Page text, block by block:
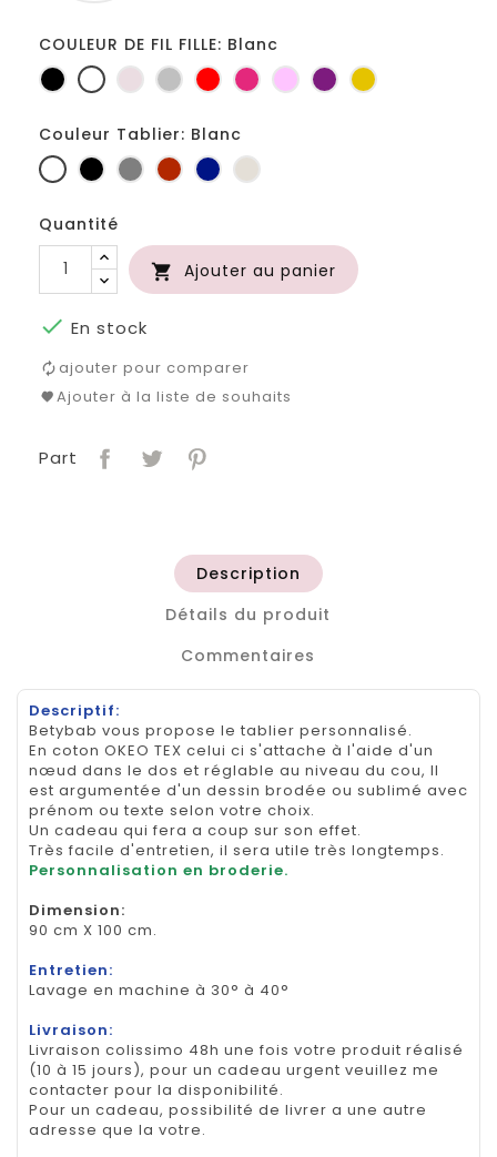
COULEUR DE FIL FILLE: Blanc
Noir BlancFicelleGris
clair
RougeFuchsia
RosePruneJaune
Couleur Tablier: Blanc
BlancNoir Gris
foncé
RougeMarineLin
Quantité
 Ajouter au panier
 En stock
ajouter pour comparer
Ajouter à la liste de souhaits
Part
Description
Détails du produit
Commentaires
Descriptif:
Betybab vous propose le tablier personnalisé.
En coton OKEO TEX celui ci s'attache à l'aide d'un
nœud dans le dos et réglable au niveau du cou, Il
est argumentée d'un dessin brodée ou sublimé avec
prénom ou texte selon votre choix.
Un cadeau qui fera a coup sur son effet.
Très facile d'entretien, il sera utile très longtemps.
Personnalisation en broderie.
Dimension:
90 cm X 100 cm.
Entretien:
Lavage en machine à 30° à 40°
Livraison:
Livraison colissimo 48h une fois votre produit réalisé
(10 à 15 jours), pour un cadeau urgent veuillez me
contacter pour la disponibilité.
Pour un cadeau, possibilité de livrer a une autre
adresse que la votre.